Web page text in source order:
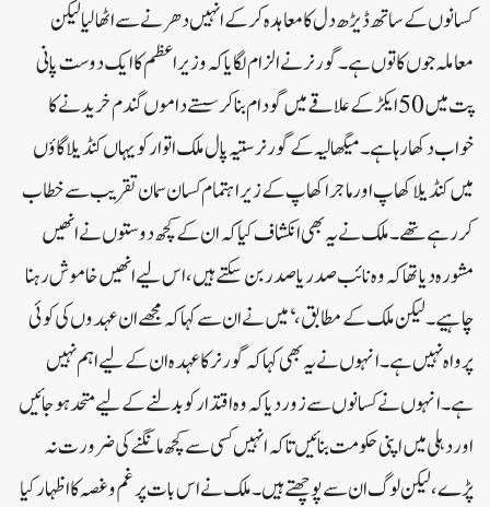
کسانوں کے ساتھ ڈیڑھ دل کا معاہدہ کر کے انہیں دھرنے سے اٹھا لیا لیکن
معاملہ جوں کا توں ہے۔ گورنر نے الزام لگایا کہ وزیر اعظم کا ایک دوست پانی
پت میں 50 ایکڑ کے علاقے میں گودام بنا کر سستے داموں گندم خریدنے کا
خواب دکھا رہا ہے۔ میگھالیہ کے گورنر ستیہ پال ملک اتوار کو یہاں کنڈیلا گاؤں
میں کنڈیلا کھاپ اور ماجرا کھاپ کے زیر اہتمام کسان سمان تقریب سے خطاب
کررہے تھے۔ ملک نے یہ بھی انکشاف کیا کہ ان کے کچھ دوستوں نے انھیں
مشورہ دیا تھا کہ وہ نائب صدر یا صدر بن سکتے ہیں، اس لیے انھیں خاموش رہنا
چاہیے۔ لیکن ملک کے مطابق، ‘میں نے ان سے کہا کہ مجھے ان عہدوں کی کوئی
پرواہ نہیں ہے۔انہوں نے یہ بھی کہا کہ گورنر کا عہدہ ان کے لیے اہم نہیں
ہے۔ انہوں نے کسانوں سے زور دیا کہ وہ اقتدار کو بدلنے کے لیے متحد ہو جائیں
اور دہلی میں اپنی حکومت بنائیں تاکہ انہیں کسی سے کچھ مانگنے کی ضرورت نہ
پڑے، لیکن لوگ ان سے پوچھتے ہیں۔ ملک نے اس بات پر غم و غصہ کا اظہار کیا